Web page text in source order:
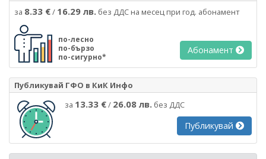
за 8.33 €/ 16.29 лв. без ДДС на месец при год. абонамент
по-лесно
по-бързо
по-сигурно*
Абонамент
Публикувай ГФО в КиК Инфо
за 13.33 €/ 26.08 лв. без ДДС
Публикувай